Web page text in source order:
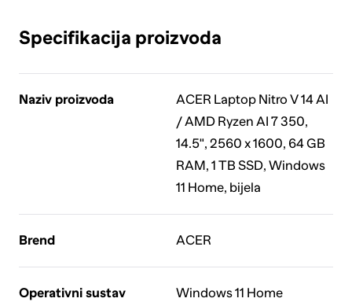
Specifikacija proizvoda
Naziv proizvoda
ACER Laptop Nitro V 14 AI
/ AMD Ryzen AI 7 350,
14.5", 2560 x 1600, 64 GB
RAM, 1 TB SSD, Windows
11 Home, bijela
Brend ACER
Operativni sustav Windows 11 Home